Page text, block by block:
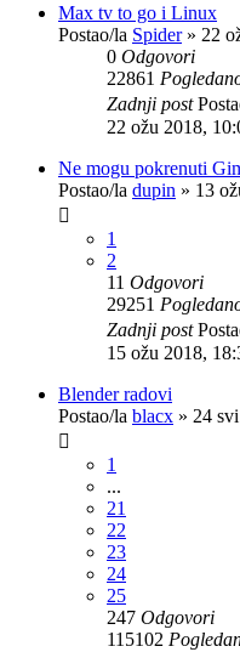
Max tv to go i Linux
Postao/la Spider» 22
0 Odgovori
22861
Zadnji post
22 ožu 2018,
Ne mogu pokrenuti
Postao/la dupin » 13
1
2
11 Odgovori
29251
Zadnji post
15 ožu 2018,
Blender radovi
Postao/la blacx » 24
1
...
21
22
23
24
25
247 Odgovori
115102